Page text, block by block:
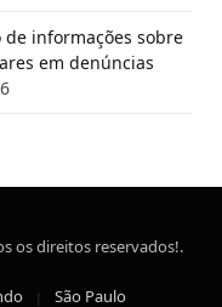
de informações sobre
em denúncias
os direitos reservados!.
São Paulo